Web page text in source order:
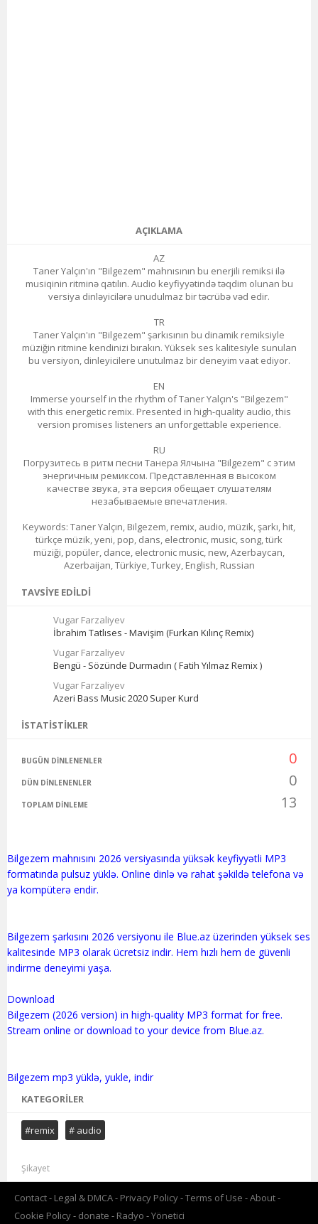
AÇIKLAMA
AZ
Taner Yalçın'ın "Bilgezem" mahnısının bu enerjili remiksi ilə
musiqinin ritminə qatılın. Audio keyfiyyətində təqdim olunan bu
versiya dinləyicilərə unudulmaz bir təcrübə vəd edir.
TR
Taner Yalçın'ın "Bilgezem" şarkısının bu dinamik remiksiyle
müziğin ritmine kendinizi bırakın. Yüksek ses kalitesiyle sunulan
bu versiyon, dinleyicilere unutulmaz bir deneyim vaat ediyor.
EN
Immerse yourself in the rhythm of Taner Yalçın's "Bilgezem"
with this energetic remix. Presented in high-quality audio, this
version promises listeners an unforgettable experience.
RU
Погрузитесь в ритм песни Танера Ялчына "Bilgezem" с этим
энергичным ремиксом. Представленная в высоком
качестве звука, эта версия обещает слушателям
незабываемые впечатления.
Keywords: Taner Yalçın, Bilgezem, remix, audio, müzik, şarkı, hit,
türkçe müzik, yeni, pop, dans, electronic, music, song, türk
müziği, popüler, dance, electronic music, new, Azerbaycan,
Azerbaijan, Türkiye, Turkey, English, Russian
TAVSIYE EDILDI
Vugar Farzaliyev
İbrahim Tatlıses - Mavişim (Furkan Kılınç Remix)
Vugar Farzaliyev
Bengü - Sözünde Durmadın ( Fatih Yılmaz Remix )
Vugar Farzaliyev
Azeri Bass Music 2020 Super Kurd
İSTATISTIKLER
BUGÜN DINLENENLER 0
DÜN DINLENENLER 0
TOPLAM DINLEME 13
Bilgezem mahnısını 2026 versiyasında yüksək keyfiyyətli MP3
formatında pulsuz yüklə. Online dinlə və rahat şəkildə telefona və
ya kompüterə endir.
Bilgezem şarkısını 2026 versiyonu ile Blue.az üzerinden yüksek ses
kalitesinde MP3 olarak ücretsiz indir. Hem hızlı hem de güvenli
indirme deneyimi yaşa.
Download
Bilgezem (2026 version) in high-quality MP3 format for free.
Stream online or download to your device from Blue.az.
KATEGORILER
#remix # audio
Şikayet
Contact Legal & DMCA Privacy Policy Terms of Use
About
Cookie Policy
donate Radyo Yönetici